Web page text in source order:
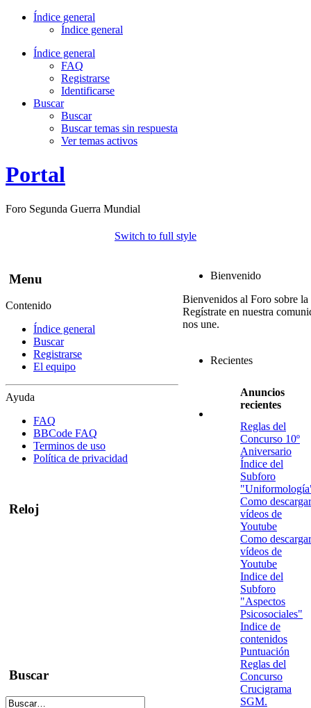
Índice general
Índice general
Índice general
FAQ
Registrarse
Identificarse
Buscar
Buscar
Buscar temas sin respuesta
Ver temas activos
Portal
Foro Segunda Guerra Mundial
Switch to full style
Menu
Contenido
Índice general
Buscar
Registrarse
El equipo
Ayuda
FAQ
BBCode FAQ
Terminos de uso
Política de privacidad
Reloj
Buscar
Bienvenido
Bienvenidos al Foro sobre
Regístrate en nuestra
nos une.
Recientes
Anuncios
recientes
Reglas del
Concurso 10º
Aniversario
Índice del
Subforo
Como descargar
vídeos de
Youtube
Como descargar
vídeos de
Youtube
Indice del
Subforo
"Aspectos
Psicosociales"
Indice de
contenidos
Puntuación
Reglas del
Concurso
Crucigrama
SGM.